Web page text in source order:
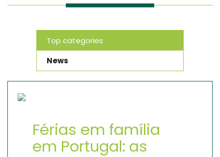
Top categories
News
Férias em família
em Portugal: as